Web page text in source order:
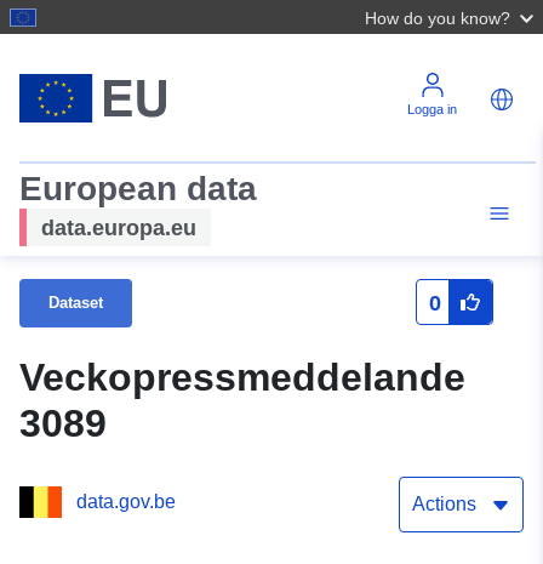
How do you know?
Logga in
European data
data.europa.eu
Dataset 0
Veckopressmeddelande
3089
data.gov.be Actions